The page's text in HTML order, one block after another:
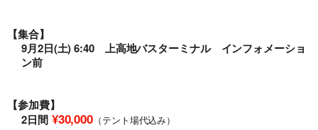
【集合】
9月2日(土) 6:40 上高地バスターミナル インフォメーショ
ン前
【参加費】
2日間 ¥30,000 （テント場代込み）